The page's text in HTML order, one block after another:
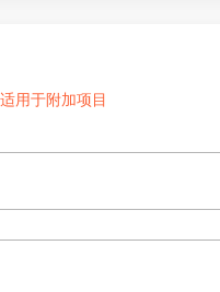
用于附加项目